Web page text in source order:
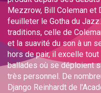
Mezzrow, Bill Coleman et
feuilleter le Gotha du
traditions, celle de
et la suavité du son à un
hors de pair, il excelle
ballades où se déploient
très personnel. De
Django Reinhardt de